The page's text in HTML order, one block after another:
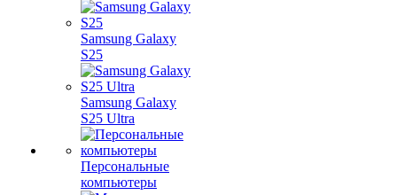
Samsung Galaxy
S25
Samsung Galaxy
S25 Ultra
Персональные
компьютеры